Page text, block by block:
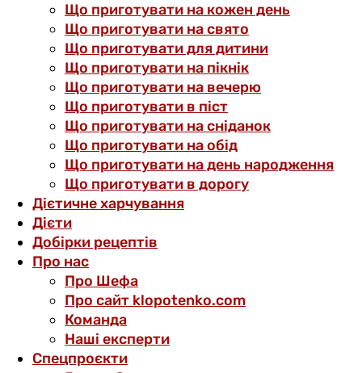
Що приготувати на кожен день
Що приготувати на свято
Що приготувати для дитини
Що приготувати на пікнік
Що приготувати на вечерю
Що приготувати в піст
Що приготувати на сніданок
Що приготувати на обід
Що приготувати на день народження
Що приготувати в дорогу
Дієтичне харчування
Дієти
Добірки рецептів
Про нас
Про Шефа
Про сайт klopotenko.com
Команда
Наші експерти
Спецпроєкти